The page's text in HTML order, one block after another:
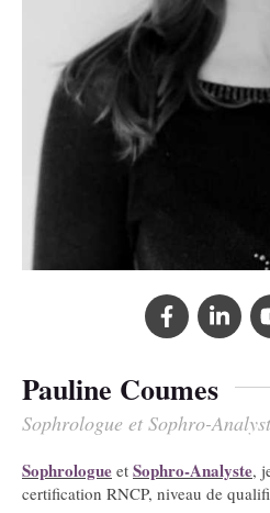
Pauline Coumes
Sophrologue et Sophro-­
Sophrologue et Sophro-­Analyste,
certification RNCP, niveau de